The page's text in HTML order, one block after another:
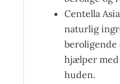
Centella
naturlig
beroligende
hjælper
huden.